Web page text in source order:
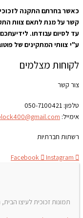
כאשר בחרתם התקנה
קשר על מנת לתאם צוות
עד לסיום עבודתו.
ע"י צוותי המתקינים של
לקוחות מצלמים
צור קשר
טלפון:
אימייל:
רשתות חברתיות
Facebook Instagram
תמונות זכוכית לעיצו